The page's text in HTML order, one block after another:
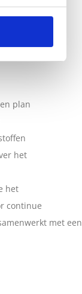
plan
het
het
continue
met een